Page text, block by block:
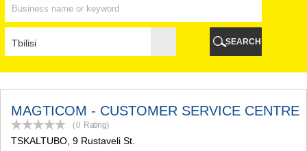
SHUAKHEVI
CHAKVI
OZURGETI
CHOKHATAURI
UREKI
IMERETI
BAGHDATI
SEARCH
MAGTICOM - CUSTOMER SERVICE CENTRE
(0 Rating)
TSKALTUBO , 9 Rustaveli St.